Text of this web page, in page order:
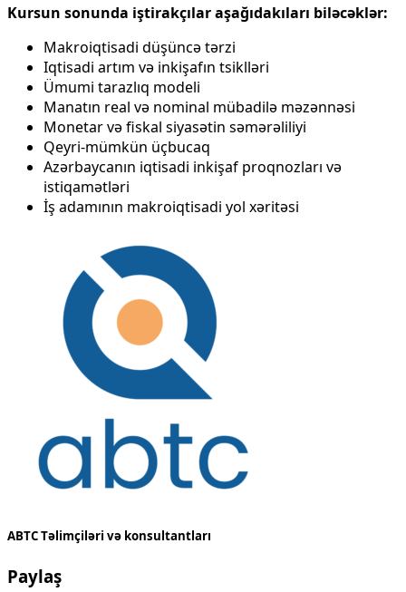
Kursun sonunda iştirakçılar aşağıdakıları biləcəklər:
Makroiqtisadi düşüncə tərzi
Iqtisadi artım və inkişafın tsiklləri
Ümumi tarazlıq modeli
Manatın real və nominal mübadilə məzənnəsi
Monetar və fiskal siyasətin səmərəliliyi
Qeyri-mümkün üçbucaq
Azərbaycanın iqtisadi inkişaf proqnozları və
istiqamətləri
İş adamının makroiqtisadi yol xəritəsi
ABTC Təlimçiləri və konsultantları
Paylaş